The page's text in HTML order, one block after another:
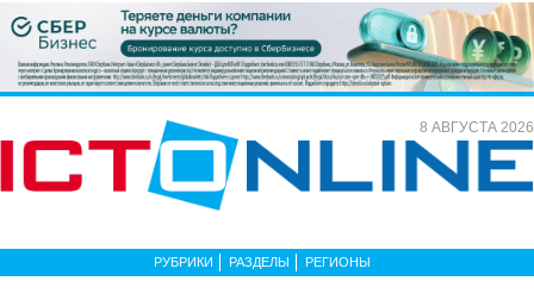
8 АВГУСТА 2026
РУБРИКИ РАЗДЕЛЫ РЕГИОНЫ